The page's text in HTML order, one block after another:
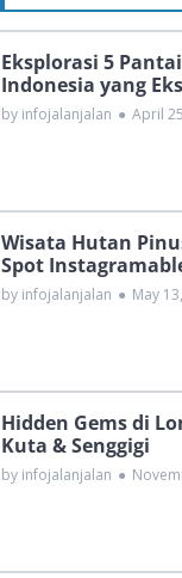
Eksplorasi 5
Indonesia yang
by infojalanjalan ● April
Wisata Hutan
Spot
by infojalanjalan ● May
Hidden Gems di
Kuta & Senggigi
by infojalanjalan ●